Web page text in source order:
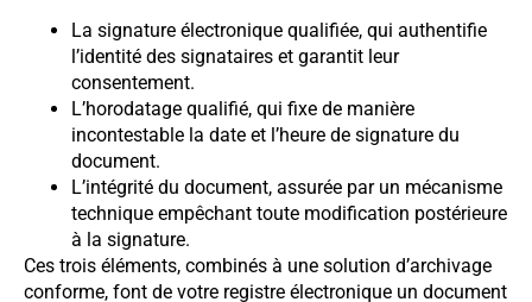
La signature électronique qualifiée, qui authentifie
l’identité des signataires et garantit leur
consentement.
L’horodatage qualifié, qui fixe de manière
incontestable la date et l’heure de signature du
document.
L’intégrité du document, assurée par un mécanisme
technique empêchant toute modification postérieure
à la signature.
Ces trois éléments, combinés à une solution d’archivage
conforme, font de votre registre électronique un document